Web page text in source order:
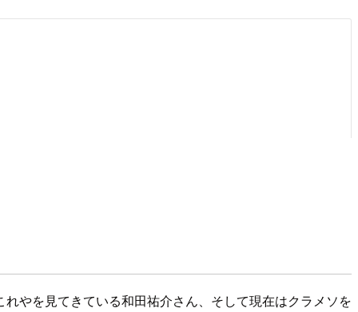
やを見てきている和田祐介さん、そして現在はクラメソを